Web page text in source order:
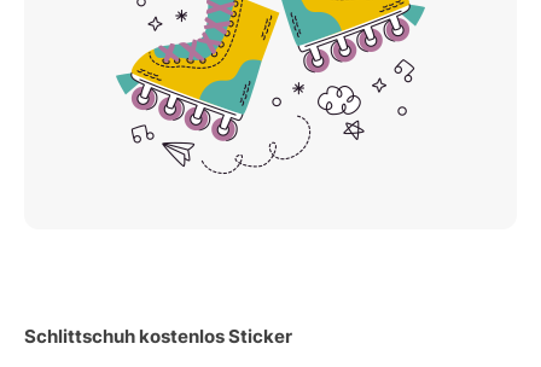
Schlittschuh kostenlos Sticker